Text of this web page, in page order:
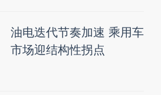
油电迭代节奏加速 乘用车
市场迎结构性拐点